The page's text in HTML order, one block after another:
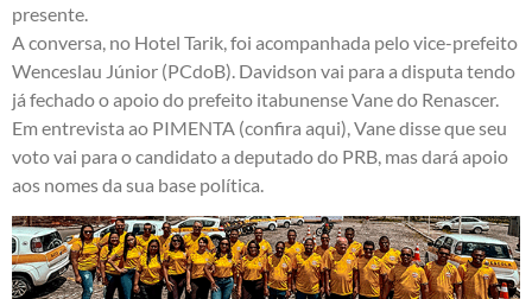
presente.
A conversa, no Hotel Tarik, foi acompanhada pelo vice-prefeito
Wenceslau Júnior (PCdoB). Davidson vai para a disputa tendo
já fechado o apoio do prefeito itabunense Vane do Renascer.
Em entrevista ao PIMENTA (confira aqui), Vane disse que seu
voto vai para o candidato a deputado do PRB, mas dará apoio
aos nomes da sua base política.